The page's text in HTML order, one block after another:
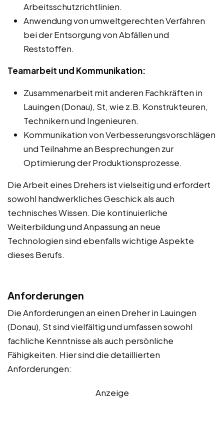
Arbeitsschutzrichtlinien.
Anwendung von umweltgerechten Verfahren
bei der Entsorgung von Abfällen und
Reststoffen.
Teamarbeit und Kommunikation:
Zusammenarbeit mit anderen Fachkräften in
Lauingen (Donau), St, wie z.B. Konstrukteuren,
Technikern und Ingenieuren.
Kommunikation von Verbesserungsvorschlägen
und Teilnahme an Besprechungen zur
Optimierung der Produktionsprozesse.
Die Arbeit eines Drehers ist vielseitig und erfordert
sowohl handwerkliches Geschick als auch
technisches Wissen. Die kontinuierliche
Weiterbildung und Anpassung an neue
Technologien sind ebenfalls wichtige Aspekte
dieses Berufs.
Anforderungen
Die Anforderungen an einen Dreher in Lauingen
(Donau), St sind vielfältig und umfassen sowohl
fachliche Kenntnisse als auch persönliche
Fähigkeiten. Hier sind die detaillierten
Anforderungen:
Anzeige